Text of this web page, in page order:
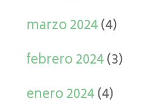
marzo 2024(4)
febrero 2024(3)
enero 2024(4)